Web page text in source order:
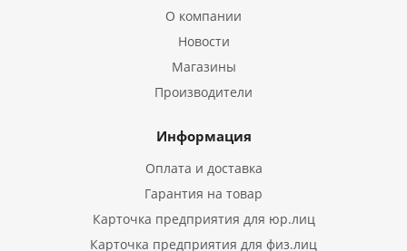
О компании
Новости
Магазины
Производители
Информация
Оплата и доставка
Гарантия на товар
Карточка предприятия для юр.лиц
Карточка предприятия для физ.лиц